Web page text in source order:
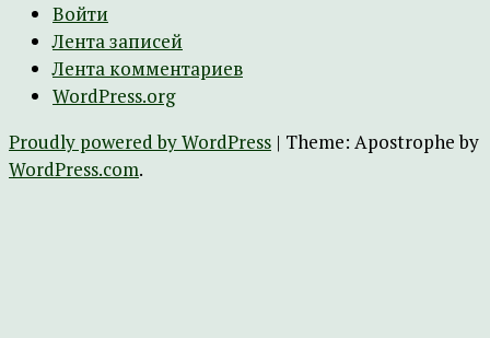
Войти
Лента записей
Лента комментариев
WordPress.org
Proudly powered by WordPress | Theme: Apostrophe by
WordPress.com.